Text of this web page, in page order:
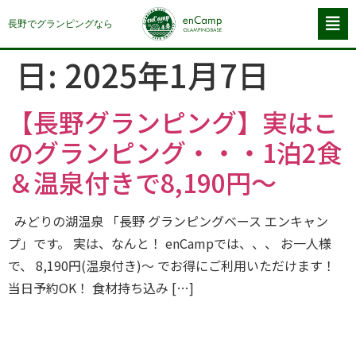
長野でグランピングなら
日: 2025年1月7日
【長野グランピング】実はこ
のグランピング・・・1泊2食
＆温泉付きで8,190円〜
みどりの湖温泉 「長野 グランピングベース エンキャン
プ」です。 実は、なんと！ enCampでは、、、 お一人様
で、 8,190円(温泉付き)〜 でお得にご利用いただけます！
当日予約OK！ 食材持ち込み […]